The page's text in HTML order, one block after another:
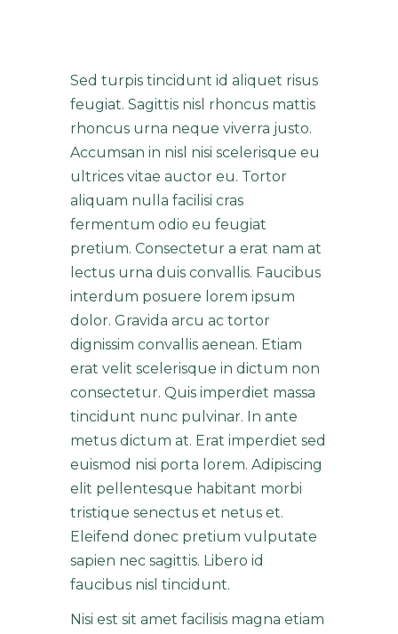
Sed turpis tincidunt id aliquet risus
feugiat. Sagittis nisl rhoncus mattis
rhoncus urna neque viverra justo.
Accumsan in nisl nisi scelerisque eu
ultrices vitae auctor eu. Tortor
aliquam nulla facilisi cras
fermentum odio eu feugiat
pretium. Consectetur a erat nam at
lectus urna duis convallis. Faucibus
interdum posuere lorem ipsum
dolor. Gravida arcu ac tortor
dignissim convallis aenean. Etiam
erat velit scelerisque in dictum non
consectetur. Quis imperdiet massa
tincidunt nunc pulvinar. In ante
metus dictum at. Erat imperdiet sed
euismod nisi porta lorem. Adipiscing
elit pellentesque habitant morbi
tristique senectus et netus et.
Eleifend donec pretium vulputate
sapien nec sagittis. Libero id
faucibus nisl tincidunt.
Nisi est sit amet facilisis magna etiam